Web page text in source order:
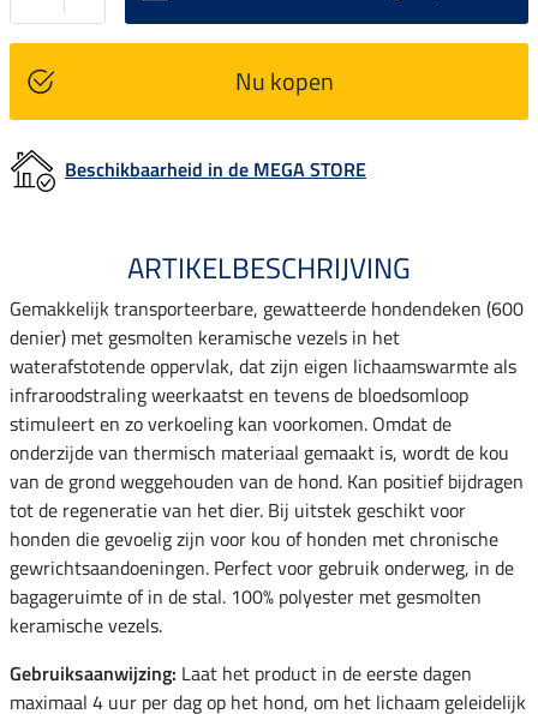
Nu kopen
Beschikbaarheid in de MEGA STORE
ARTIKELBESCHRIJVING
Gemakkelijk transporteerbare, gewatteerde hondendeken (600
denier) met gesmolten keramische vezels in het
waterafstotende oppervlak, dat zijn eigen lichaamswarmte als
infraroodstraling weerkaatst en tevens de bloedsomloop
stimuleert en zo verkoeling kan voorkomen. Omdat de
onderzijde van thermisch materiaal gemaakt is, wordt de kou
van de grond weggehouden van de hond. Kan positief bijdragen
tot de regeneratie van het dier. Bij uitstek geschikt voor
honden die gevoelig zijn voor kou of honden met chronische
gewrichtsaandoeningen. Perfect voor gebruik onderweg, in de
bagageruimte of in de stal. 100% polyester met gesmolten
keramische vezels.
Gebruiksaanwijzing: Laat het product in de eerste dagen
maximaal 4 uur per dag op het hond, om het lichaam geleidelijk